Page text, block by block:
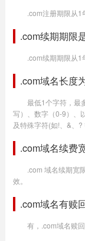
.com注册期限从1
.com续期期限
.com续期期限从
.com域名长度
最低1个字符，最
写）、数字（0-9）、
及特殊字符(如!、&、?
.com域名续费
.com 域名续期宽
效。
.com域名有赎
有，.com域名赎